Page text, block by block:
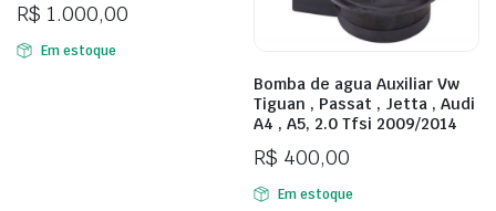
R$ 1.000,00
Em estoque
Bomba de agua Auxiliar Vw
Tiguan , Passat , Jetta , Audi
A4 , A5, 2.0 Tfsi 2009/2014
R$ 400,00
Em estoque